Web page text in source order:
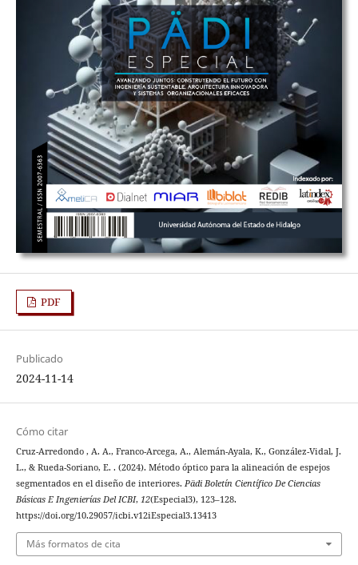
PDF
Publicado
2024-11-14
Cómo citar
Cruz-Arredondo , A. A., Franco-Arcega, A., Alemán-Ayala, K., González-Vidal, J.
L., & Rueda-Soriano, E. . (2024). Método óptico para la alineación de espejos
segmentados en el diseño de interiores. Pädi Boletín Científico De Ciencias
Básicas E Ingenierías Del ICBI, 12(Especial3), 123–128.
https://doi.org/10.29057/icbi.v12iEspecial3.13413
Más formatos de cita